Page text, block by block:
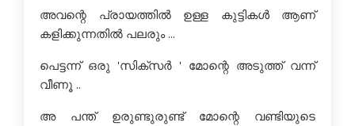
അവന്റെ പ്രായത്തില്‍ ഉള്ള കുട്ടികള്‍ ആണ്
കളിക്കുന്നതില്‍ പലരും ...
പെട്ടന്ന് ഒരു 'സിക്സര്‍ ' മോന്റെ അടുത്ത് വന്ന്
വീണൂ ..
അ പന്ത് ഉരുണ്ടുരുണ്ട്‌ മോന്റെ വണ്ടിയുടെ